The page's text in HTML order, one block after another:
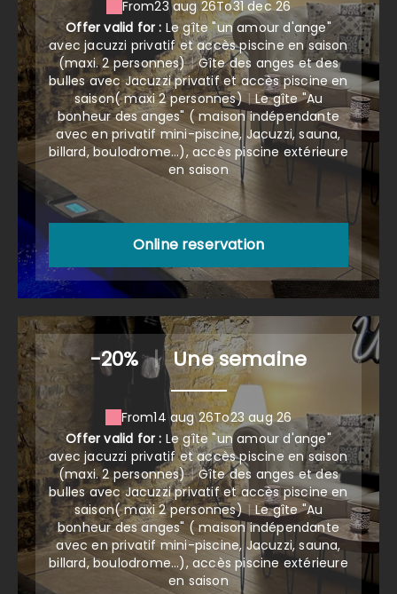
From23 aug 26To31 dec 26
Offer valid for : Le gîte "un amour d'ange"
avec jacuzzi privatif et accès piscine en saison
(maxi. 2 personnes) | Gîte des anges et des
bulles avec Jacuzzi privatif et accès piscine en
saison( maxi 2 personnes) | Le gîte "Au
bonheur des anges" ( maison indépendante
avec en privatif mini-piscine, Jacuzzi, sauna,
billard, boulodrome...), accès piscine extérieure
en saison
Online reservation
-20% | Une semaine
From14 aug 26To23 aug 26
Offer valid for : Le gîte "un amour d'ange"
avec jacuzzi privatif et accès piscine en saison
(maxi. 2 personnes) | Gîte des anges et des
bulles avec Jacuzzi privatif et accès piscine en
saison( maxi 2 personnes) | Le gîte "Au
bonheur des anges" ( maison indépendante
avec en privatif mini-piscine, Jacuzzi, sauna,
billard, boulodrome...), accès piscine extérieure
en saison